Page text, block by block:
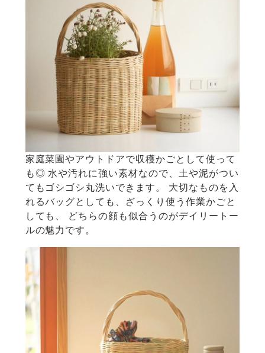
家庭菜園やアウトドアで収穫かごとして使って
も◎ 水や汚れに強い素材なので、土や泥がつい
てもゴシゴシ丸洗いできます。
大切なものを入
れるバッグとしても、ざっくり使う作業かごと
しても、
どちらの顔も似合うのがデイリートー
ルの魅力です。